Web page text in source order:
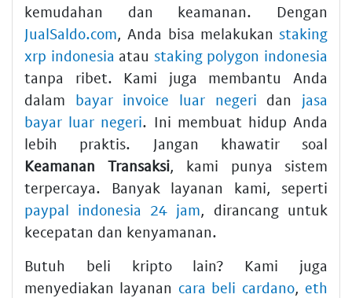
kemudahan dan keamanan. Dengan
JualSaldo.com, Anda bisa melakukan staking
xrp indonesia atau staking polygon indonesia
tanpa ribet. Kami juga membantu Anda
dalam bayar invoice luar negeri dan jasa
bayar luar negeri. Ini membuat hidup Anda
lebih praktis. Jangan khawatir soal
Keamanan Transaksi, kami punya sistem
terpercaya. Banyak layanan kami, seperti
paypal indonesia 24 jam, dirancang untuk
kecepatan dan kenyamanan.
Butuh beli kripto lain? Kami juga
menyediakan layanan cara beli cardano, eth